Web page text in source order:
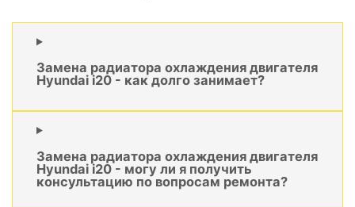
Замена радиатора охлаждения двигателя
Hyundai i20 - как долго занимает?
Замена радиатора охлаждения двигателя
Hyundai i20 - могу ли я получить
консультацию по вопросам ремонта?